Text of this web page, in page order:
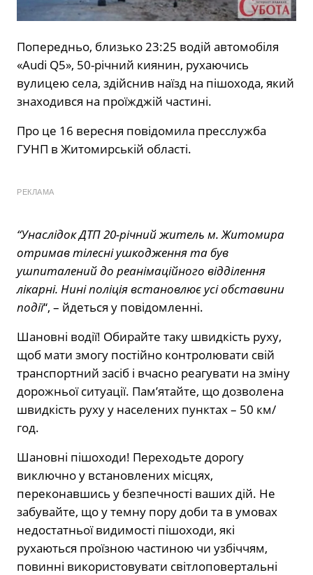
Попередньо, близько 23:25 водій автомобіля
«Audi Q5», 50-річний киянин, рухаючись
вулицею села, здійснив наїзд на пішохода, який
знаходився на проїжджій частині.
Про це 16 вересня повідомила пресслужба
ГУНП в Житомирській області.
РЕКЛАМА
“Унаслідок ДТП 20-річний житель м. Житомира
отримав тілесні ушкодження та був
ушпиталений до реанімаційного відділення
лікарні. Нині поліція встановлює усі обставини
події“, – йдеться у повідомленні.
Шановні водії! Обирайте таку швидкість руху,
щоб мати змогу постійно контролювати свій
транспортний засіб і вчасно реагувати на зміну
дорожньої ситуації. Пам’ятайте, що дозволена
швидкість руху у населених пунктах – 50 км/
год.
Шановні пішоходи! Переходьте дорогу
виключно у встановлених місцях,
переконавшись у безпечності ваших дій. Не
забувайте, що у темну пору доби та в умовах
недостатньої видимості пішоходи, які
рухаються проїзною частиною чи узбіччям,
повинні використовувати світлоповертальні